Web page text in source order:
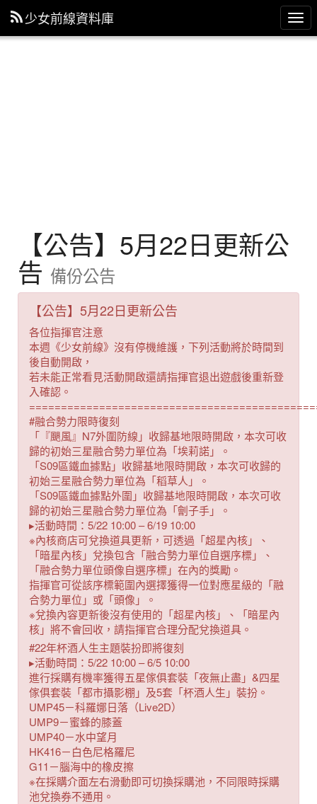
主
選
少女前線資料庫
【公告】5月22日更新公
告 備份公告
【公告】5月22日更新公告
各位指揮官注意
本週《少女前線》沒有停機維護，下列活動將於時間到
後自動開啟，
若未能正常看見活動開啟還請指揮官退出遊戲後重新登
入確認。
#融合勢力限時復刻
「『颶風』N7外圍防線」收歸基地限時開啟，本次可收
歸的初始三星融合勢力單位為「埃莉諾」。
「S09區鐵血據點」收歸基地限時開啟，本次可收歸的
初始三星融合勢力單位為「稻草人」。
「S09區鐵血據點外圍」收歸基地限時開啟，本次可收
歸的初始三星融合勢力單位為「劊子手」。
▸活動時間：5/22 10:00 – 6/19 10:00
※內核商店可兌換道具更新，可透過「超星內核」、
「暗星內核」兌換包含「融合勢力單位自選序標」、
「融合勢力單位頭像自選序標」在內的獎勵。
指揮官可從該序標範圍內選擇獲得一位對應星級的「融
合勢力單位」或「頭像」。
※兌換內容更新後沒有使用的「超星內核」、「暗星內
核」將不會回收，請指揮官合理分配兌換道具。
#22年杯酒人生主題裝扮即將復刻
▸活動時間：5/22 10:00 – 6/5 10:00
進行採購有機率獲得五星傢俱套裝「夜無止盡」&四星
傢俱套裝「都市攝影棚」及5套「杯酒人生」裝扮。
UMP45－科羅娜日落（Live2D）
UMP9－蜜蜂的膝蓋
UMP40－水中望月
HK416－白色尼格羅尼
G11－腦海中的橡皮擦
※在採購介面左右滑動即可切換採購池，不同限時採購
池兌換券不通用。